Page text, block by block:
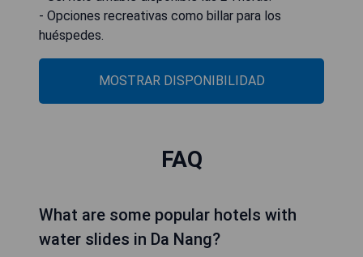
- Opciones recreativas como billar para los
huéspedes.
MOSTRAR DISPONIBILIDAD
FAQ
What are some popular hotels with
water slides in Da Nang?